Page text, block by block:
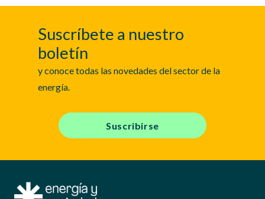
Suscríbete a nuestro
boletín
y conoce todas las novedades del sector de la
energía.
Suscribirse